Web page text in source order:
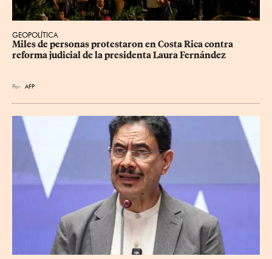
GEOPOLÍTICA
Miles de personas protestaron en Costa Rica contra
reforma judicial de la presidenta Laura Fernández
Por AFP